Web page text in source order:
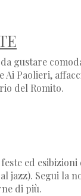
gustare
Ai Paolieri,
del Romito.
ed esibizioni
jazz). Segui la
di più.